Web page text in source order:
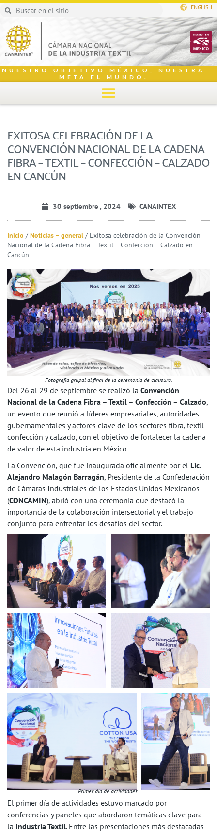
ENGLISH
NUESTRO OBJETIVO MÉXICO, NUESTRA
META EL MUNDO.
EXITOSA CELEBRACIÓN DE LA
CONVENCIÓN NACIONAL DE LA CADENA
FIBRA – TEXTIL – CONFECCIÓN – CALZADO
EN CANCÚN
30 septiembre , 2024 CANAINTEX
Inicio /Noticias – general / Exitosa celebración de la Convención
Nacional de la Cadena Fibra – Textil – Confección – Calzado en
Cancún
Fotografía grupal al final de la ceremonia de clausura.
Del 26 al 29 de septiembre se realizó la Convención
Nacional de la Cadena Fibra – Textil – Confección – Calzado,
un evento que reunió a líderes empresariales, autoridades
gubernamentales y actores clave de los sectores fibra, textil-
confección y calzado, con el objetivo de fortalecer la cadena
de valor de esta industria en México.
La Convención, que fue inaugurada oficialmente por el Lic.
Alejandro Malagón Barragán, Presidente de la Confederación
de Cámaras Industriales de los Estados Unidos Mexicanos
(CONCAMIN), abrió con una ceremonia que destacó la
importancia de la colaboración intersectorial y el trabajo
conjunto para enfrentar los desafíos del sector.
Primer día de actividades.
El primer día de actividades estuvo marcado por
conferencias y paneles que abordaron temáticas clave para
la Industria Textil. Entre las presentaciones más destacadas